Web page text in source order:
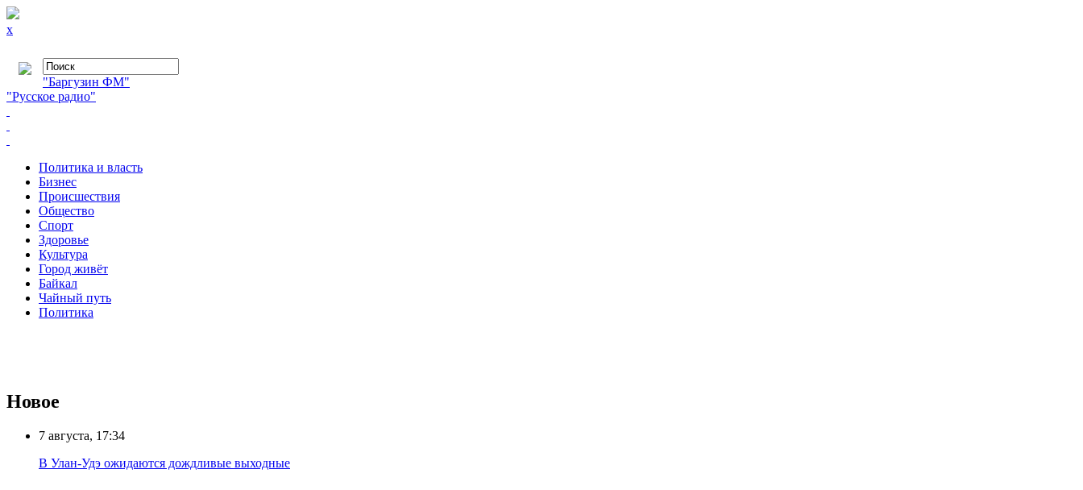
x
"Баргузин ФМ"
"Русское радио"
Политика и власть
Бизнес
Происшествия
Общество
Cпорт
Здоровье
Культура
Город живёт
Байкал
Чайный путь
Политика
Новое
7 августа, 17:34
В Улан-Удэ ожидаются дождливые выходные